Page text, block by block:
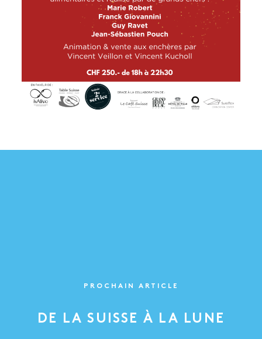
PROCHAIN ARTICLE
DE LA SUISSE À LA LUNE